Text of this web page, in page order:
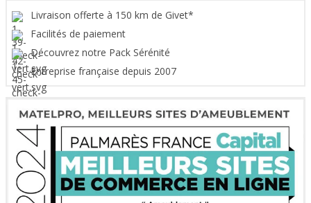
Livraison offerte à 150 km de Givet*
Facilités de paiement
Découvrez notre Pack Sérénité
Entreprise française depuis 2007